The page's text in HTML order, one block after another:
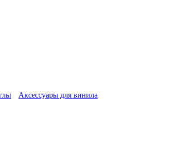
Аксессуары для винила